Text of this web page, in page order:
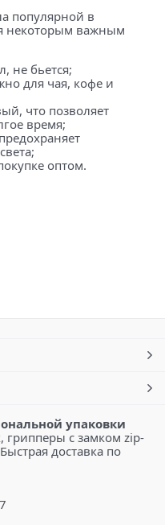
популярной в
некоторым важным
не бьется;
для чая, кофе и
что позволяет
время;
оптом.
упаковки
грипперы с замком zip-
доставка по